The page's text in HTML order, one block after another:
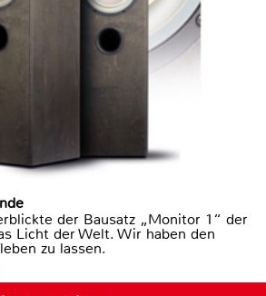
der Bausatz „Monitor 1“ der
Licht der Welt. Wir haben den
zu lassen.